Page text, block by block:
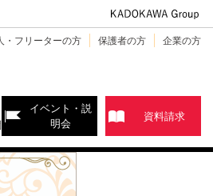
・フリーターの方 保護者の方 企業の方
イベント・説
明会
資料請求